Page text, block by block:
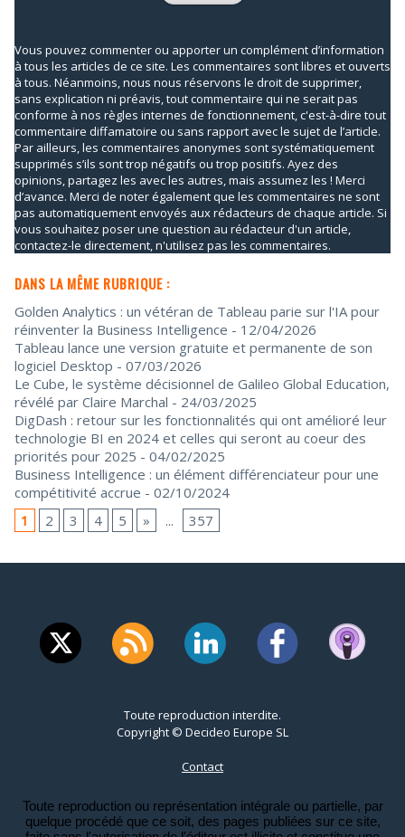
Vous pouvez commenter ou apporter un complément d’information
à tous les articles de ce site. Les commentaires sont libres et ouverts
à tous. Néanmoins, nous nous réservons le droit de supprimer,
sans explication ni préavis, tout commentaire qui ne serait pas
conforme à nos règles internes de fonctionnement, c'est-à-dire tout
commentaire diffamatoire ou sans rapport avec le sujet de l’article.
Par ailleurs, les commentaires anonymes sont systématiquement
supprimés s’ils sont trop négatifs ou trop positifs. Ayez des
opinions, partagez les avec les autres, mais assumez les ! Merci
d’avance. Merci de noter également que les commentaires ne sont
pas automatiquement envoyés aux rédacteurs de chaque article. Si
vous souhaitez poser une question au rédacteur d'un article,
contactez-le directement, n'utilisez pas les commentaires.
DANS LA MÊME RUBRIQUE :
Golden Analytics : un vétéran de Tableau parie sur l'IA pour
réinventer la Business Intelligence - 12/04/2026
Tableau lance une version gratuite et permanente de son
logiciel Desktop - 07/03/2026
Le Cube, le système décisionnel de Galileo Global Education,
révélé par Claire Marchal - 24/03/2025
DigDash : retour sur les fonctionnalités qui ont amélioré leur
technologie BI en 2024 et celles qui seront au coeur des
priorités pour 2025 - 04/02/2025
Business Intelligence : un élément différenciateur pour une
compétitivité accrue - 02/10/2024
1
2 3 4 5 » ... 357
Toute reproduction interdite.
Copyright © Decideo Europe SL
Contact
Toute reproduction ou représentation intégrale ou partielle, par
quelque procédé que ce soit, des pages publiées sur ce site,